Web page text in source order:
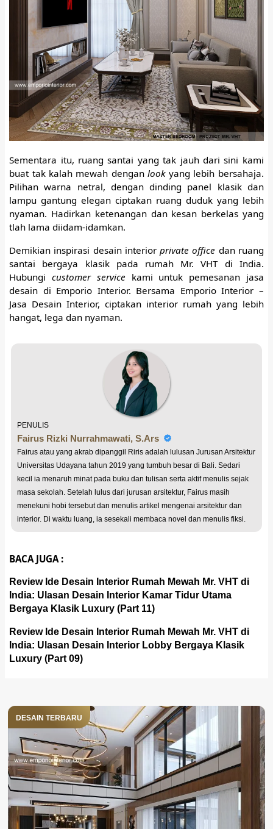
Sementara itu, ruang santai yang tak jauh dari sini kami
buat tak kalah mewah dengan lookyang lebih bersahaja.
Pilihan warna netral, dengan dinding panel klasik dan
lampu gantung elegan ciptakan ruang duduk yang lebih
nyaman. Hadirkan ketenangan dan kesan berkelas yang
tlah lama diidam-idamkan.
Demikian inspirasi desain interiorprivate office dan ruang
santai bergaya klasik pada rumah Mr. VHT di India.
Hubungi customer service kami untuk pemesanan jasa
desain di Emporio Interior. Bersama Emporio Interior –
Jasa Desain Interior, ciptakan interior rumah yang lebih
hangat, lega dan nyaman.
PENULIS
Fairus Rizki Nurrahmawati, S.Ars
Fairus atau yang akrab dipanggil Riris adalah lulusan Jurusan Arsitektur
Universitas Udayana tahun 2019 yang tumbuh besar di Bali. Sedari
kecil ia menaruh minat pada buku dan tulisan serta aktif menulis sejak
masa sekolah. Setelah lulus dari jurusan arsitektur, Fairus masih
menekuni hobi tersebut dan menulis artikel mengenai arsitektur dan
interior. Di waktu luang, ia sesekali membaca novel dan menulis fiksi.
BACA JUGA :
Review Ide Desain Interior Rumah Mewah Mr. VHT di
India: Ulasan Desain Interior Kamar Tidur Utama
Bergaya Klasik Luxury (Part 11)
Review Ide Desain Interior Rumah Mewah Mr. VHT di
India: Ulasan Desain Interior Lobby Bergaya Klasik
Luxury (Part 09)
DESAIN TERBARU